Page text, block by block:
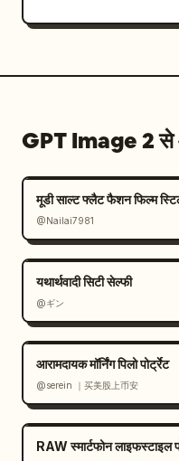
GPT Image 2
मूडी साल्ट फ्लैट फैशन फिल्म
@Nailai7981
यथार्थवादी सिटी सेल्फी
@ギン
आरामदायक मॉर्निंग पिलो पोर्ट्रेट
@serein ｜买美股上币安
RAW स्मार्टफोन लाइफस्टाइल